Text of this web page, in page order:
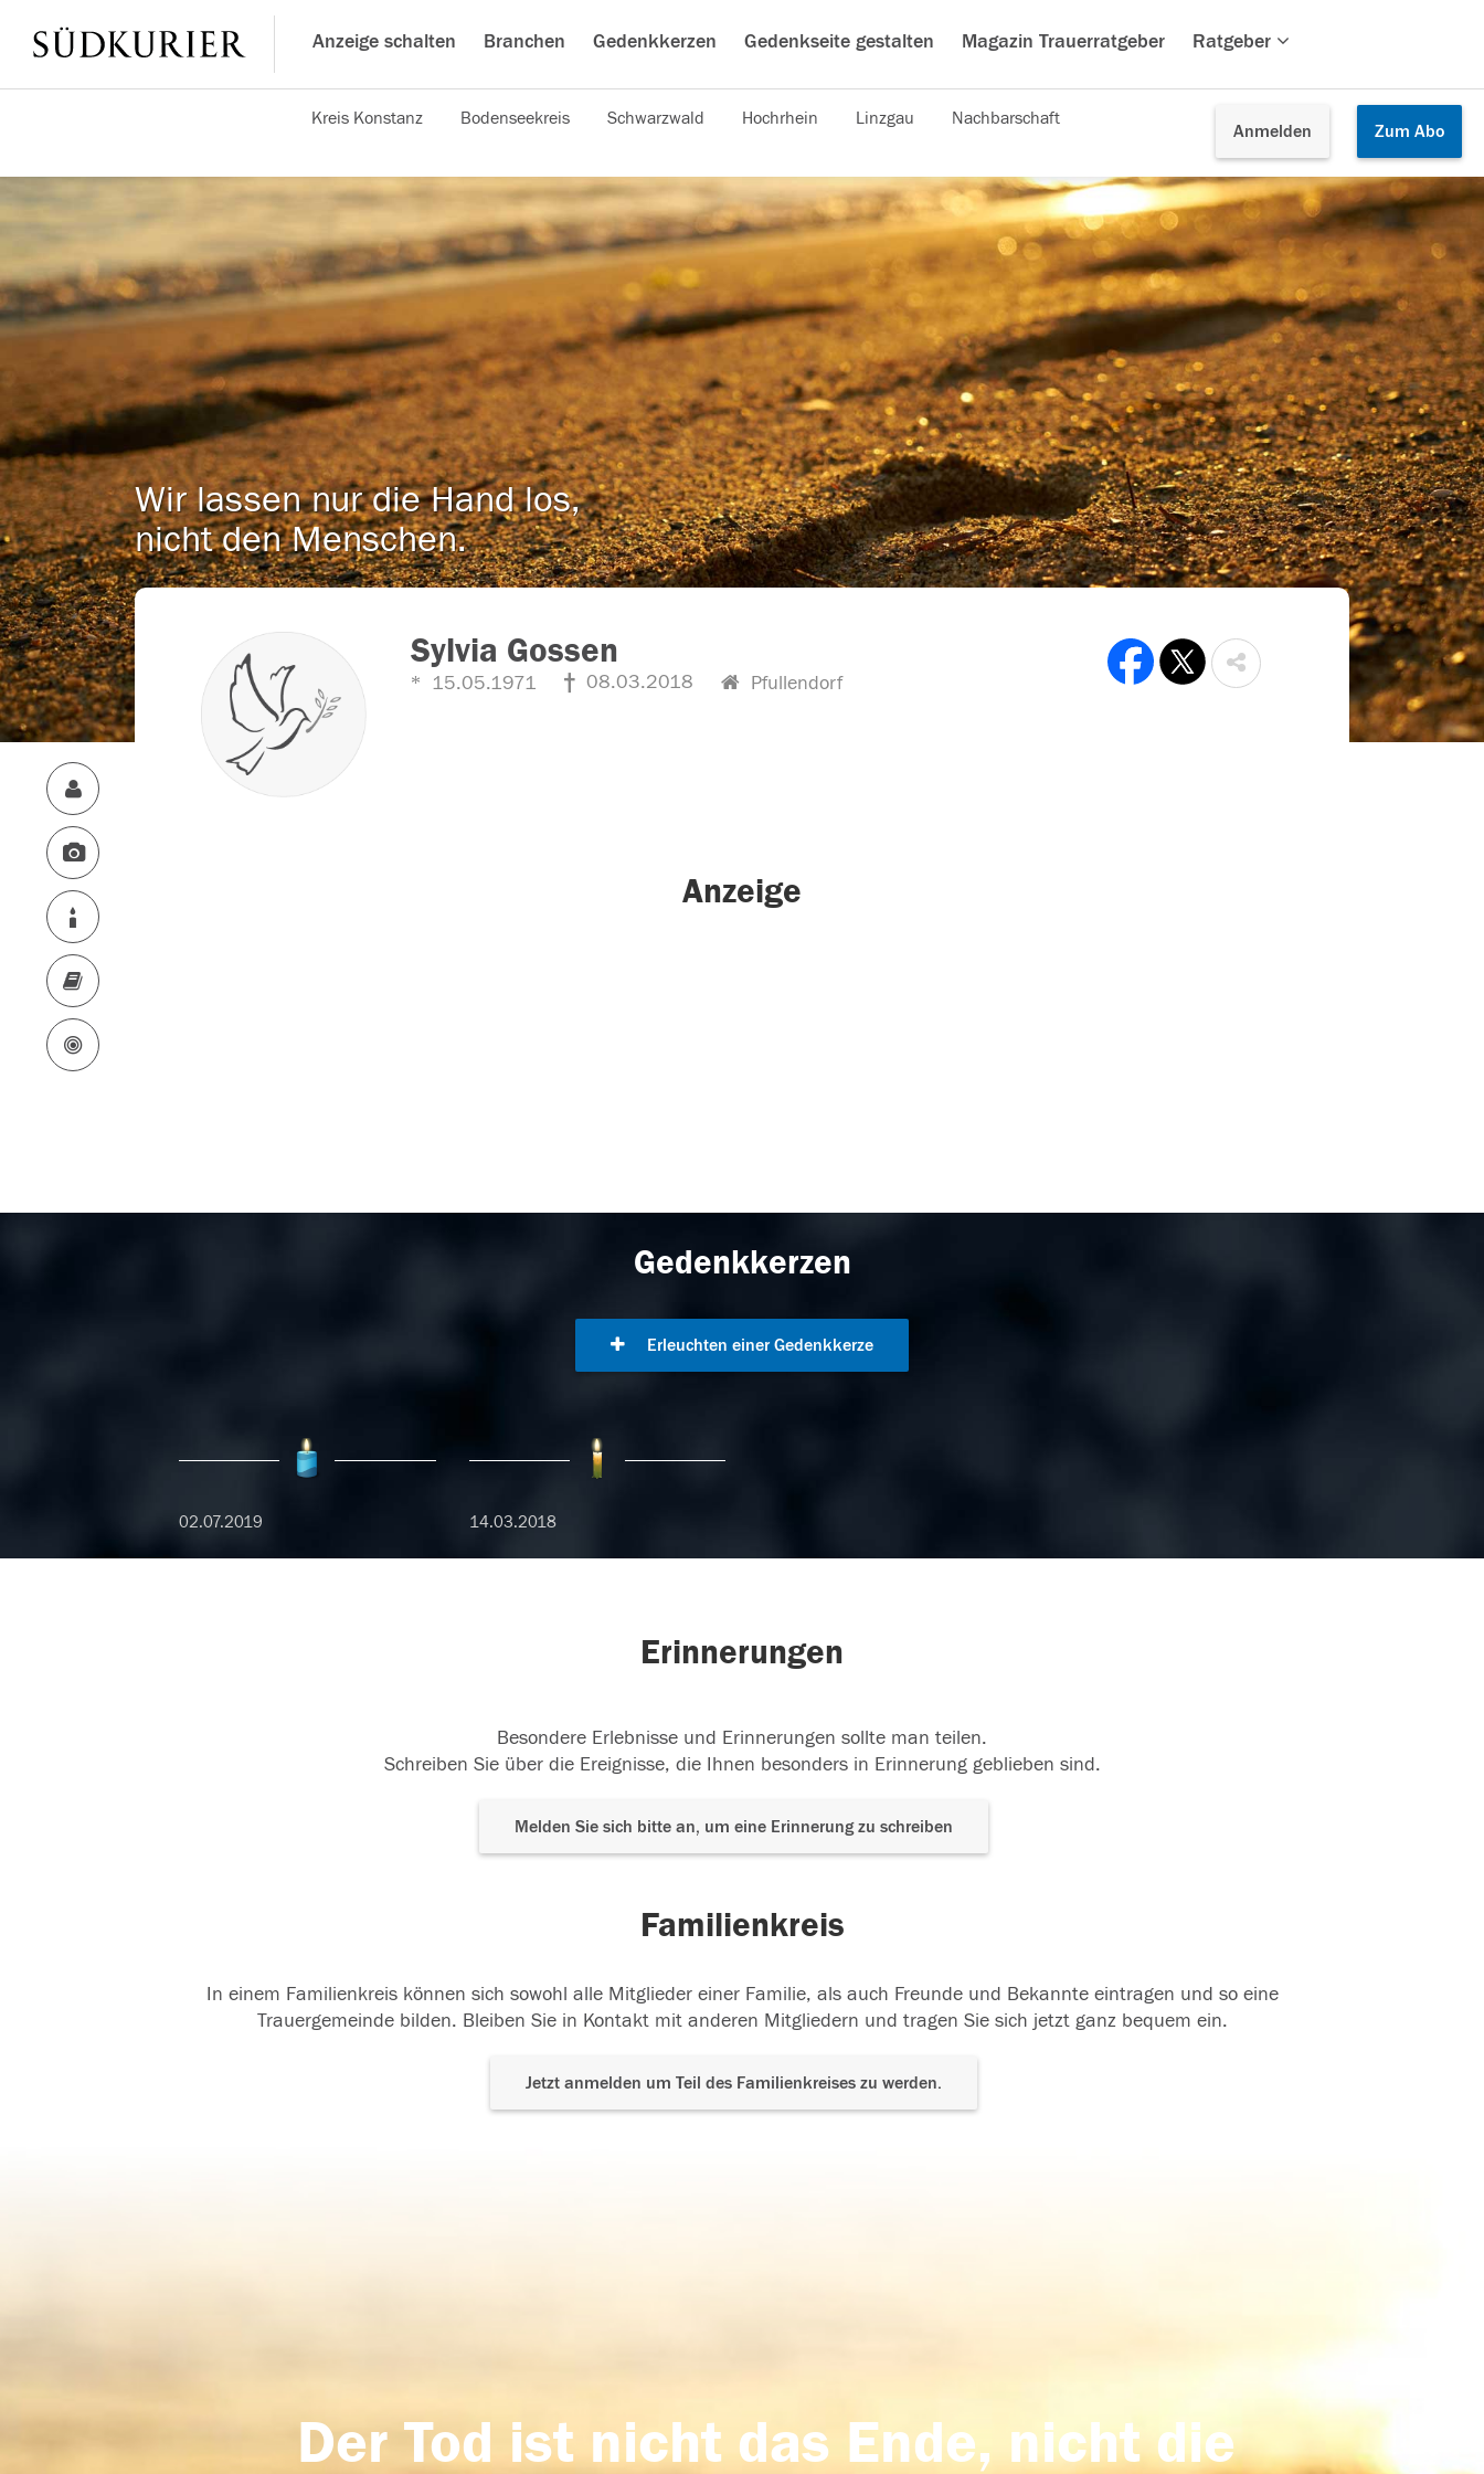
Anzeige schalten Branchen Gedenkkerzen Gedenkseite gestalten Magazin Trauerratgeber Ratgeber
Anmelden Zum Abo
Kreis Konstanz Bodenseekreis Schwarzwald Hochrhein Linzgau Nachbarschaft
Wir lassen nur die Hand los,
nicht den Menschen.
Sylvia Gossen
15.05.1971 08.03.2018 Pfullendorf
Anzeige
Gedenkkerzen
Erleuchten einer Gedenkkerze
02.07.2019 14.03.2018
Erinnerungen
Besondere Erlebnisse und Erinnerungen sollte man teilen.
Schreiben Sie über die Ereignisse, die Ihnen besonders in Erinnerung geblieben sind.
Melden Sie sich bitte an, um eine Erinnerung zu schreiben
Familienkreis
In einem Familienkreis können sich sowohl alle Mitglieder einer Familie, als auch Freunde und Bekannte eintragen und so eine
Trauergemeinde bilden. Bleiben Sie in Kontakt mit anderen Mitgliedern und tragen Sie sich jetzt ganz bequem ein.
Jetzt anmelden um Teil des Familienkreises zu werden.
Der Tod ist nicht das Ende, nicht die